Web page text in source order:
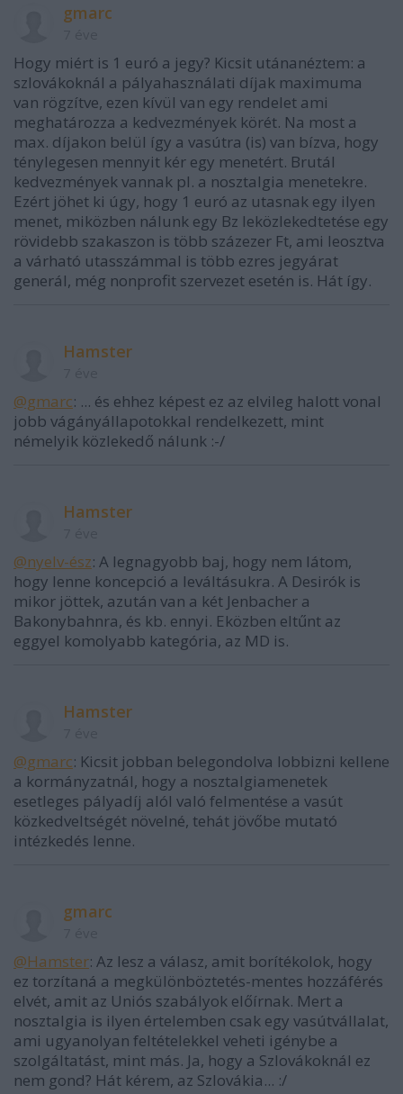
gmarc
Hogy miért is 1 euró a jegy? Kicsit utánanéztem: a
szlovákoknál a pályahasználati díjak maximuma
van rögzítve, ezen kívül van egy rendelet ami
meghatározza a kedvezmények körét. Na most a
max. díjakon belül így a vasútra (is) van bízva, hogy
ténylegesen mennyit kér egy menetért. Brutál
kedvezmények vannak pl. a nosztalgia menetekre.
Ezért jöhet ki úgy, hogy 1 euró az utasnak egy ilyen
menet, miközben nálunk egy Bz leközlekedtetése egy
rövidebb szakaszon is több százezer Ft, ami leosztva
a várható utasszámmal is több ezres jegyárat
generál, még nonprofit szervezet esetén is. Hát így.
Hamster
@gmarc: ... és ehhez képest ez az elvileg halott vonal
jobb vágányállapotokkal rendelkezett, mint
némelyik közlekedő nálunk :-/
Hamster
@nyelv-ész: A legnagyobb baj, hogy nem látom,
hogy lenne koncepció a leváltásukra. A Desirók is
mikor jöttek, azután van a két Jenbacher a
Bakonybahnra, és kb. ennyi. Eközben eltűnt az
eggyel komolyabb kategória, az MD is.
Hamster
@gmarc: Kicsit jobban belegondolva lobbizni kellene
a kormányzatnál, hogy a nosztalgiamenetek
esetleges pályadíj alól való felmentése a vasút
közkedveltségét növelné, tehát jövőbe mutató
intézkedés lenne.
gmarc
@Hamster: Az lesz a válasz, amit borítékolok, hogy
ez torzítaná a megkülönböztetés-mentes hozzáférés
elvét, amit az Uniós szabályok előírnak. Mert a
nosztalgia is ilyen értelemben csak egy vasútvállalat,
ami ugyanolyan feltételekkel veheti igénybe a
szolgáltatást, mint más. Ja, hogy a Szlovákoknál ez
nem gond? Hát kérem, az Szlovákia... :/